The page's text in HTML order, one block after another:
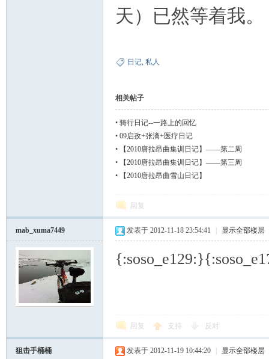
天）已然等着我。
日记, 私人
相关帖子
• 骑行日记--一路上的回忆
• 09启孜+张滴+医疗日记
•
【2010唐拉昂曲集训日记】——第二周
•
【2010唐拉昂曲集训日记】——第三周
•
【2010唐拉昂曲雪山日记】
回复
mab_xuma7449 发表于 2012-11-18 23:54:41 显示全部楼层
回复 支持 反对
狙击手桶桶 发表于 2012-11-19 10:44:20 显示全部楼层